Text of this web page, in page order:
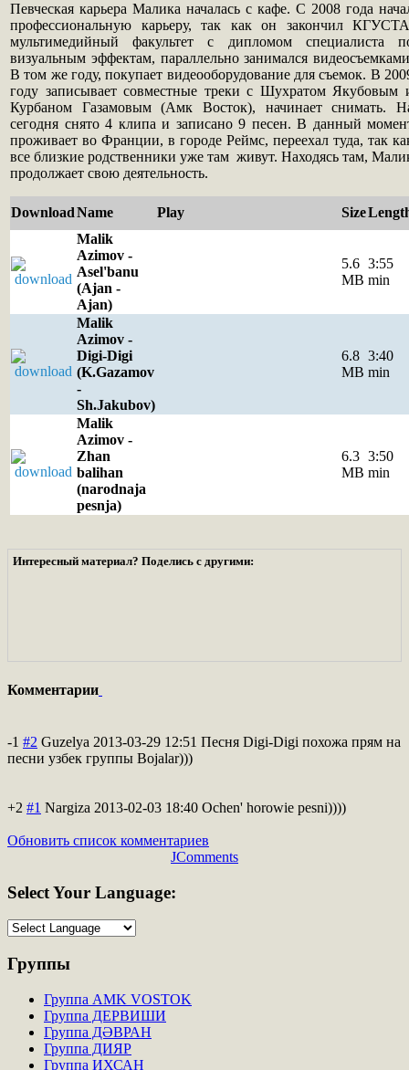
Певческая карьера Малика началась с кафе. С 2008 года
профессиональную карьеру, так как он закончил
мультимедийный факультет с дипломом специалиста
визуальным эффектам, параллельно занимался
В том же году, покупает видеооборудование для съемок. В
году записывает совместные треки с Шухратом Якубовым
Курбаном Газамовым (Амк Восток), начинает снимать.
сегодня снято 4 клипа и записано 9 песен. В данный
проживает во Франции, в городе Реймс, переехал туда, так
все близкие родственники уже там живут. Находясь там,
продолжает свою деятельность.
DownloadName Play Size
Malik
Azimov -
Asel'banu
(Ajan -
Ajan)
5.6
MB
3:55
min
Malik
Azimov -
Digi-Digi
(K.Gazamov
-
Sh.Jakubov)
6.8
MB
3:40
min
Malik
Azimov -
Zhan
balihan
(narodnaja
pesnja)
6.3
MB
3:50
min
Интересный материал? Поделись с другими:
Комментарии
-1 #2 Guzelya 2013-03-29 12:51 Песня Digi-Digi похожа прям на
песни узбек группы Bojalar)))
+2 #1 Nargiza 2013-02-03 18:40 Ochen' horowie pesni))))
Обновить список комментариев
JComments
SelectYour Language:
Группы
Группа AMK VOSTOK
Группа ДЕРВИШИ
Группа ДӘВРАН
Группа ДИЯР
Группа ИХСАН